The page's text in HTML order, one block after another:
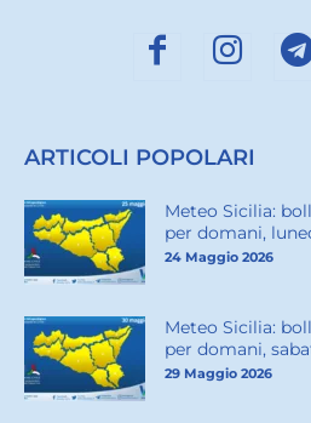
ARTICOLI POPOLARI
Meteo Sicilia:
per domani,
24 Maggio 2026
Meteo Sicilia:
per domani,
29 Maggio 2026